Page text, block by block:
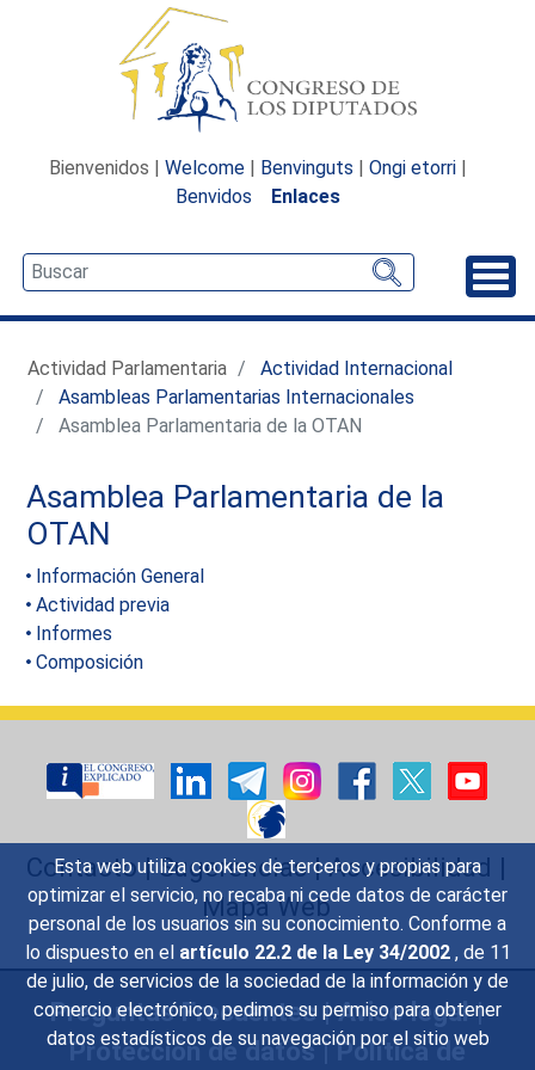
Esta web utiliza cookies de terceros y propias para
optimizar el servicio, no recaba ni cede datos de carácter
personal de los usuarios sin su conocimiento. Conforme a
lo dispuesto en el artículo 22.2 de la Ley 34/2002 , de 11
de julio, de servicios de la sociedad de la información y de
comercio electrónico, pedimos su permiso para obtener
datos estadísticos de su navegación por el sitio web
Bienvenidos | Welcome | Benvinguts | Ongi etorri |
Benvidos
Enlaces
Actividad Parlamentaria
Actividad Internacional
Asambleas Parlamentarias Internacionales
Asamblea Parlamentaria de la OTAN
Asamblea Parlamentaria de la
OTAN
Información General
Actividad previa
Informes
Composición
Contacto|Sugerencias|Accesibilidad |
Mapa Web
Preguntas Frecuentes|Aviso legal|
Protección de datos|Política de